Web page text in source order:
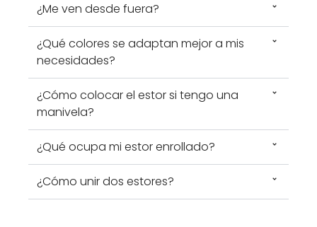
¿Me ven desde fuera?
¿Qué colores se adaptan mejor a mis
necesidades?
¿Cómo colocar el estor si tengo una
manivela?
¿Qué ocupa mi estor enrollado?
¿Cómo unir dos estores?